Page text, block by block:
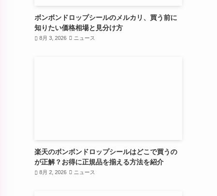
ボンボンドロップシールのメルカリ、買う前に
知りたい価格相場と見分け方
8月 3, 2026 ニュース
楽天のボンボンドロップシールはどこで買うの
が正解？お得に正規品を揃える方法を紹介
8月 2, 2026 ニュース